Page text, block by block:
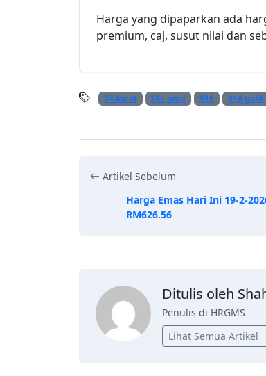
Harga yang dipaparkan ada
premium, caj, susut nilai dan
24 karat 24k gold 916 916 gold
Artikel Sebelum
Harga Emas Hari Ini 19-2-
RM626.56
Ditulis oleh
Penulis di HRGMS
Lihat Semua Artikel